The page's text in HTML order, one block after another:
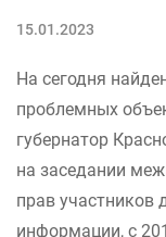
15.01.2023
На сегодня
проблемных
губернатор
на заседании
прав участников
информации, с